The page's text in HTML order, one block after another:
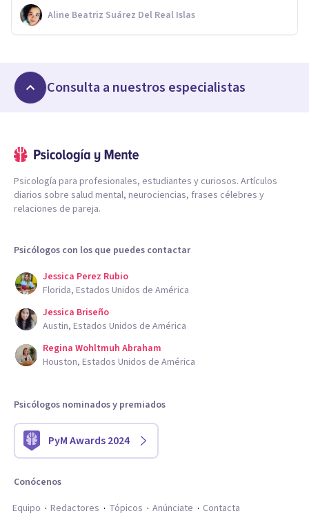
Aline Beatriz Suárez Del Real Islas
Consulta a nuestros especialistas
Psicología para profesionales, estudiantes y curiosos. Artículos
diarios sobre salud mental, neurociencias, frases célebres y
relaciones de pareja.
Psicólogos con los que puedes contactar
Jessica Perez Rubio
Florida, Estados Unidos de América
Jessica Briseño
Austin, Estados Unidos de América
Regina Wohltmuh Abraham
Houston, Estados Unidos de América
Psicólogos nominados y premiados
PyM Awards 2024
Conócenos
Equipo
Redactores Tópicos Anúnciate Contacta